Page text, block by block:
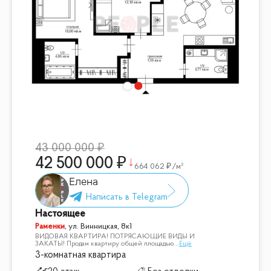
43 000 000
42 500 000 664 062 /м²
Елена
Настоящее
Раменки,ул. Винницкая, 8к1
ВИДОВАЯ КВАРТИРА! ПОТРЯСАЮЩИЕ ВИДЫ И
ЗАКАТЫ! Продам квартиру общей площадью... Ещё
3-комнатная квартира